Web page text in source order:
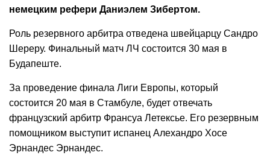
немецким рефери Даниэлем Зибертом.
Роль резервного арбитра отведена швейцарцу Сандро
Шереру. Финальный матч ЛЧ состоится 30 мая в
Будапеште.
За проведение финала Лиги Европы, который
состоится 20 мая в Стамбуле, будет отвечать
французский арбитр Франсуа Летексье. Его резервным
помощником выступит испанец Алехандро Хосе
Эрнандес Эрнандес.